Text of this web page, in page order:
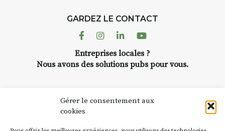
Gérer le consentement aux
cookies
GARDEZ LE CONTACT
FacebookInstagram
LinkedinYoutube
Entreprises locales ?
Nous avons des solutions pubs pour vous.
Suivez toute l'actu de Strada